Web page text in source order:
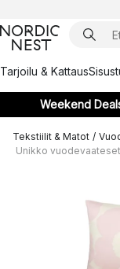
Tarjoilu & Kattaus
Weekend
Tekstiilit & Matot /
Unikko